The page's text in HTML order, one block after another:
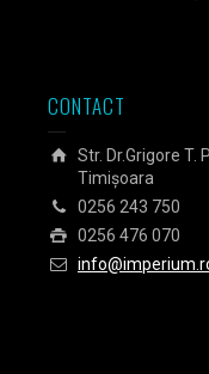
CONTACT
Str. Dr.Grigore T.
Timișoara
0256 243 750
0256 476 070